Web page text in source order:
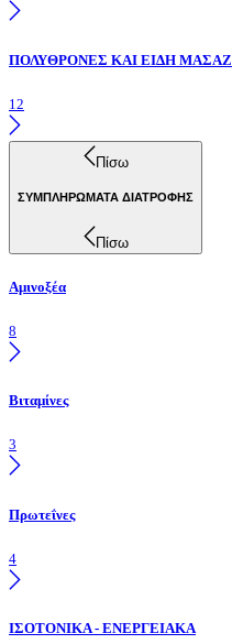
ΠΟΛΥΘΡΟΝΕΣ ΚΑΙ ΕΙΔΗ ΜΑΣΑΖ
12
Πίσω
ΣΥΜΠΛΗΡΩΜΑΤΑ ΔΙΑΤΡΟΦΗΣ
Πίσω
Αμινοξέα
8
Βιταμίνες
3
Πρωτεΐνες
4
ΙΣΟΤΟΝΙΚΑ - ΕΝΕΡΓΕΙΑΚΑ